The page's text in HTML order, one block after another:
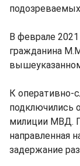
В феврале
гражданина
К оперативно-
подключились
милиции МВД.
направленная
задержание